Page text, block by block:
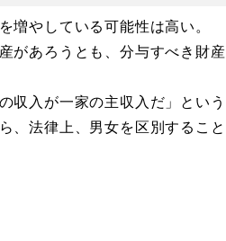
増やしている可能性は高い。
があろうとも、分与すべき財産
収入が一家の主収入だ」という
、法律上、男女を区別すること